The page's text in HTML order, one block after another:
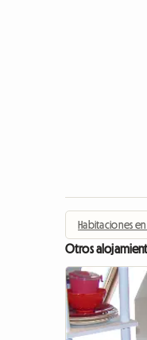
Habitaciones
Otros